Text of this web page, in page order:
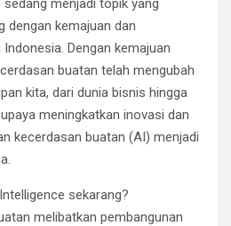
menjadi topik yang
dengan kemajuan dan
Dengan kemajuan
buatan telah mengubah
kita, dari dunia bisnis hingga
meningkatkan inovasi dan
kecerdasan buatan (AI) menjadi
sekarang?
melibatkan pembangunan